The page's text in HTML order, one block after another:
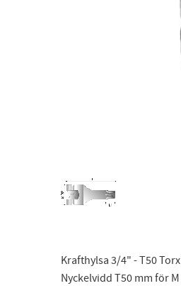
Krafthylsa 3/4" - T50
Nyckelvidd T50 mm för M